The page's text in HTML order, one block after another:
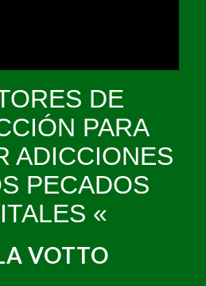
DE
PARA
ADICCIONES
PECADOS
«
VOTTO